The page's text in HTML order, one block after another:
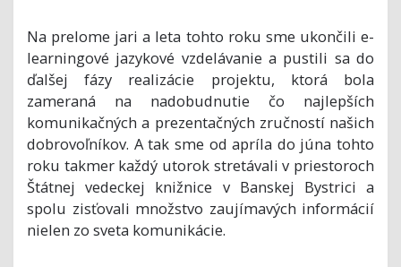
Na prelome jari a leta tohto roku sme ukončili e-
learningové jazykové vzdelávanie a pustili sa do
ďalšej fázy realizácie projektu, ktorá bola
zameraná na nadobudnutie čo najlepších
komunikačných a prezentačných zručností našich
dobrovoľníkov. A tak sme od apríla do júna tohto
roku takmer každý utorok stretávali v priestoroch
Štátnej vedeckej knižnice v Banskej Bystrici a
spolu zisťovali množstvo zaujímavých informácií
nielen zo sveta komunikácie.